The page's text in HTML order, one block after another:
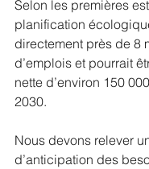
Selon les premières
planification
directement près de 8
d’emplois et pourrait
nette d’environ 150
2030.
Nous devons relever
d’anticipation des